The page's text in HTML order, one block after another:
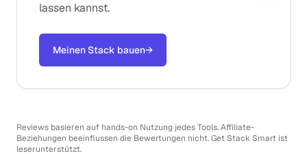
lassen kannst.
Meinen Stack bauen→
Reviews basieren auf hands-on Nutzung jedes Tools. Affiliate-
Beziehungen beeinflussen die Bewertungen nicht. Get Stack Smart ist
leserunterstützt.